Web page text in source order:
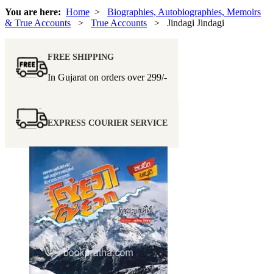
You are here: Home > Biographies, Autobiographies, Memoirs
& True Accounts > True Accounts > Jindagi Jindagi
FREE SHIPPING
In Gujarat on orders over 299/-
EXPRESS COURIER SERVICE